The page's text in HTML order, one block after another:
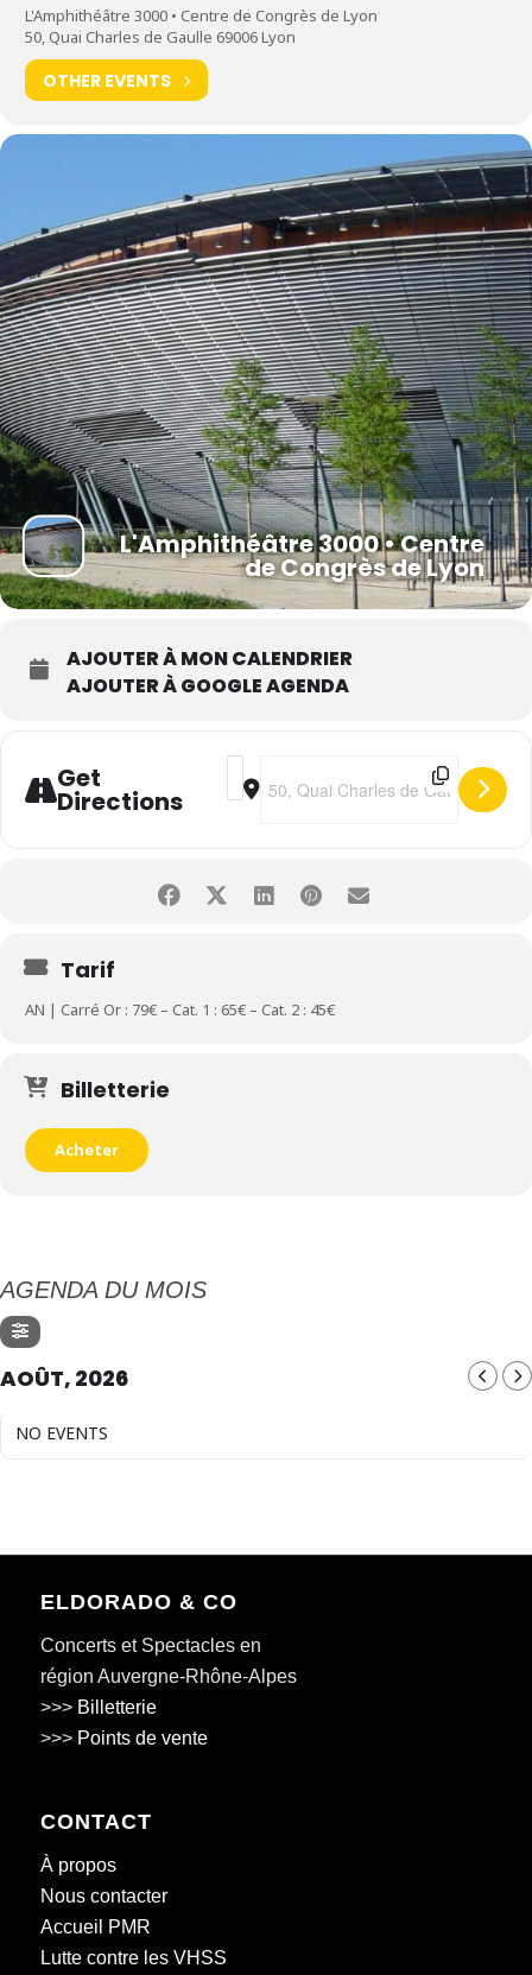
L'Amphithéâtre 3000 • Centre de Congrès de Lyon
50, Quai Charles de Gaulle 69006 Lyon
OTHER EVENTS
L'Amphithéâtre 3000 • Centre
de Congrès de Lyon
AJOUTER À MON CALENDRIER
AJOUTER À GOOGLE AGENDA
Get
Directions
Address - Je Vais T'aimer • La
Destination Address - Je Vais
Tarif
AN | Carré Or : 79€ – Cat. 1 : 65€ – Cat. 2 : 45€
Billetterie
Acheter
AGENDA DU MOIS
AOÛT, 2026
NO EVENTS
ELDORADO & CO
Concerts et Spectacles en
région Auvergne-Rhône-Alpes
>>> Billetterie
>>> Points de vente
CONTACT
À propos
Nous contacter
Accueil PMR
Lutte contre les VHSS